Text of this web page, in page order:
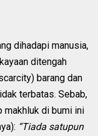
dihadapi manusia,
ditengah
barang dan
terbatas. Sebab,
makhluk di bumi ini
“Tiada satupun